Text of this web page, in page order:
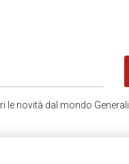
le novità dal mondo Generali.